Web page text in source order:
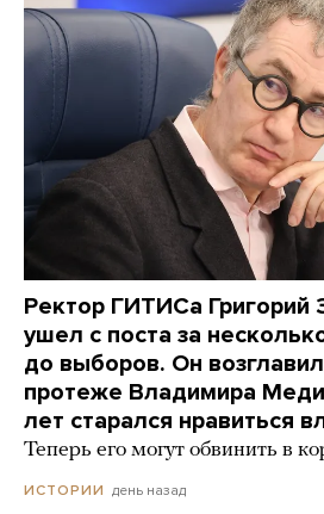
Ректор ГИТИСа Григорий
ушел с поста за
до выборов. Он
протеже Владимира
лет старался нравиться
Теперь его могут обвинить в
ИСТОРИИ день назад